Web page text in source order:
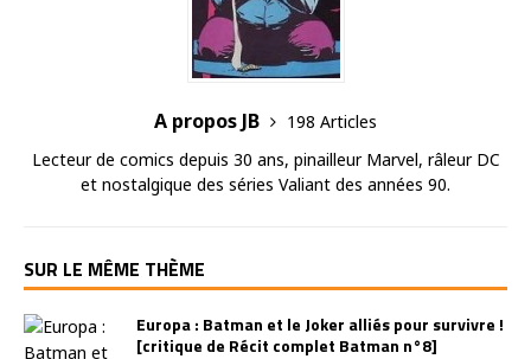
A propos JB
198 Articles
Lecteur de comics depuis 30 ans, pinailleur Marvel, râleur DC
et nostalgique des séries Valiant des années 90.
SUR LE MÊME THÈME
Europa : Batman et le Joker alliés pour survivre !
[critique de Récit complet Batman n°8]